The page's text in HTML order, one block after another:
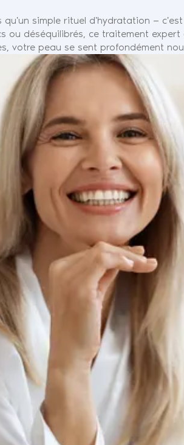
qu'un simple rituel d'hydratation —
ou déséquilibrés, ce traitement
votre peau se sent profondément